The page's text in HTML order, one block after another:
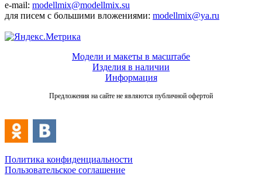
e-mail: modellmix@modellmix.su
для писем с большими вложениями: modellmix@ya.ru
Модели и макеты в масштабе
Изделия в наличии
Информация
Предложения на сайте не являются публичной офертой
Политика конфиденциальности
Пользовательское соглашение